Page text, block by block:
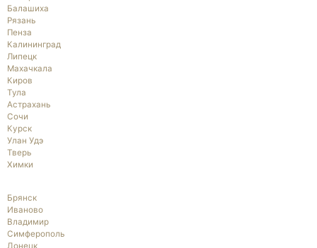
Балашиха
Рязань
Пенза
Калининград
Липецк
Махачкала
Киров
Тула
Астрахань
Сочи
Курск
Улан Удэ
Тверь
Химки
Брянск
Иваново
Владимир
Симферополь
Донецк